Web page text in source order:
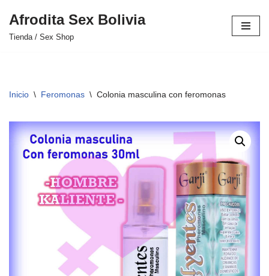
Saltar
Afrodita Sex Bolivia
Tienda / Sex Shop
Inicio \ Feromonas \ Colonia masculina con feromonas